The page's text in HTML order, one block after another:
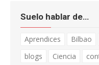
Suelo hablar de…
Aprendices Bilbao
blogs
Ciencia